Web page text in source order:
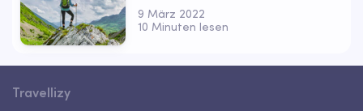
9 März 2022
10 Minuten lesen
Travellizy